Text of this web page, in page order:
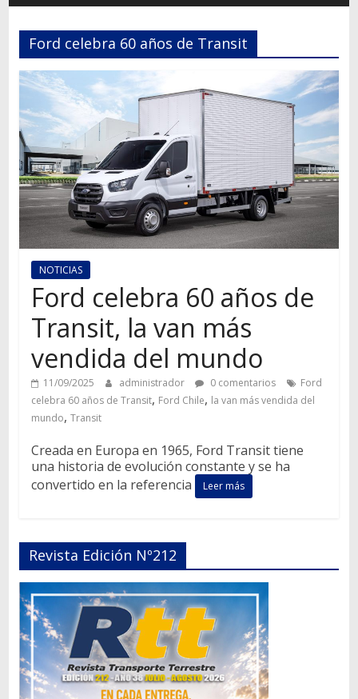
Autos,
camiones,
motos,
información
del
mundo
del
transporte
Ford celebra 60 años de Transit
NOTICIAS
Ford celebra 60 años de
Transit, la van más
vendida del mundo
11/09/2025 administrador 0 comentarios
Ford
celebra 60 años de Transit, Ford Chile, la van más vendida del
mundo, Transit
Creada en Europa en 1965, Ford Transit tiene
una historia de evolución constante y se ha
convertido en la referencia
Leer más
Revista Edición Nº212